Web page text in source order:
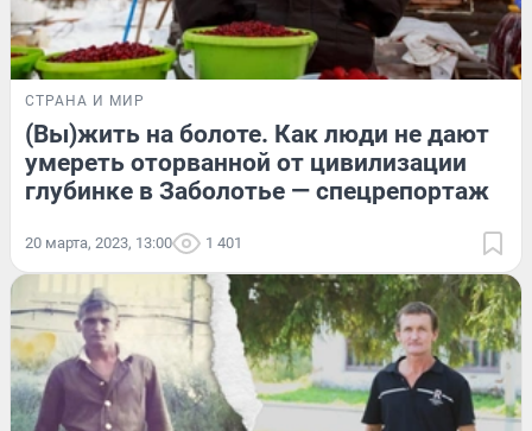
СТРАНА И МИР
(Вы)жить на болоте. Как люди не дают
умереть оторванной от цивилизации
глубинке в Заболотье — спецрепортаж
20 марта, 2023, 13:00 1 401